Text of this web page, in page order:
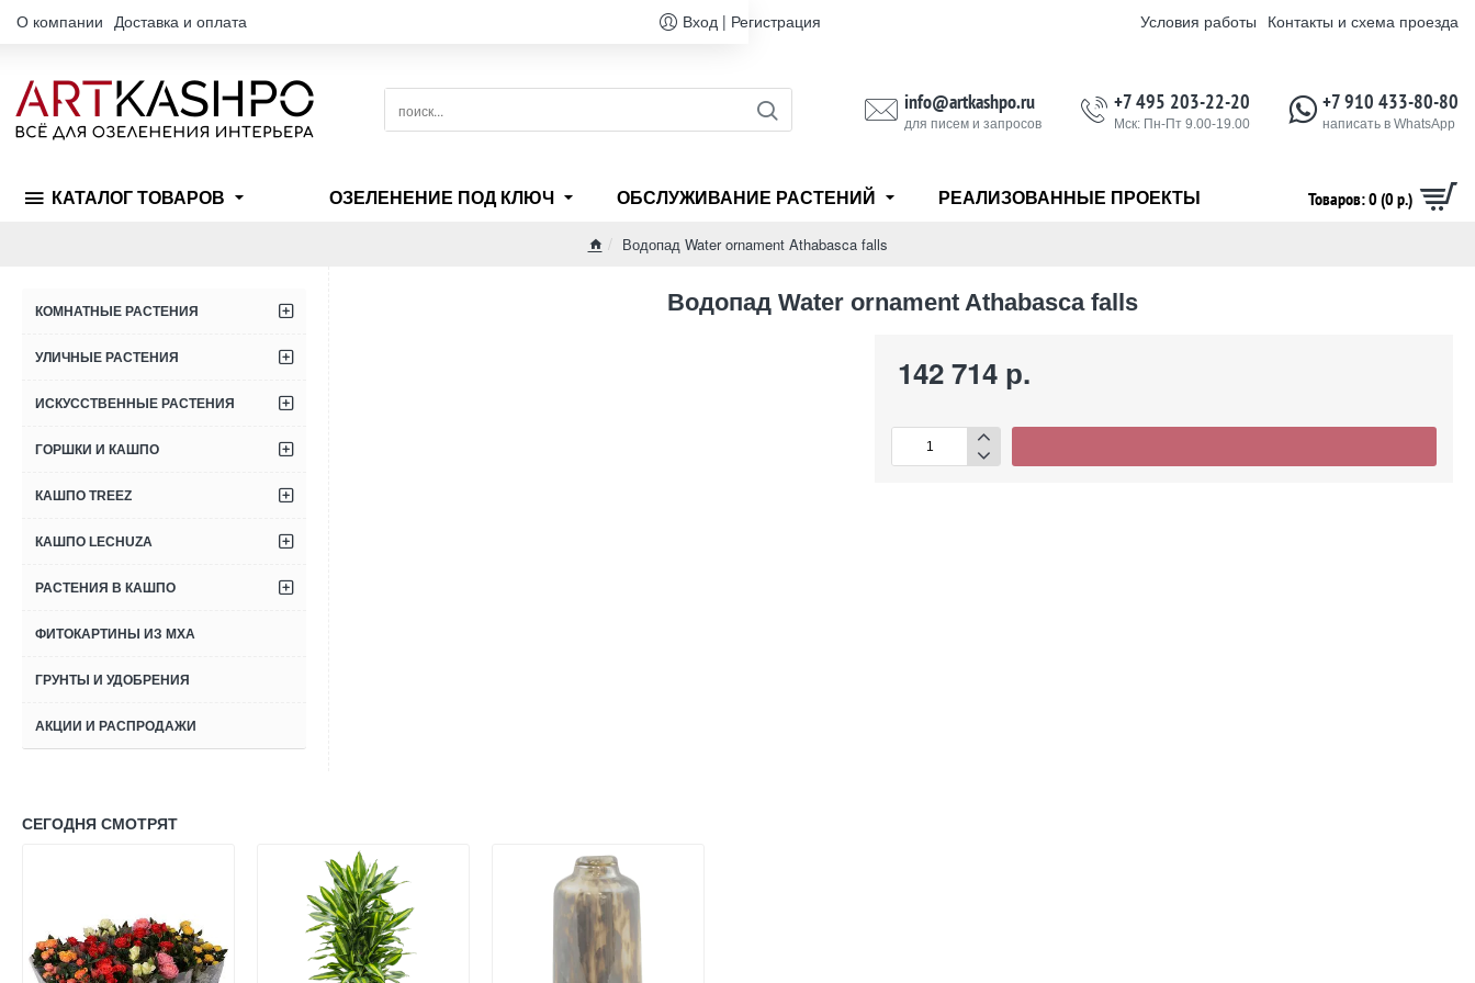
О компании Доставка и оплата Вход | Регистрация Условия работы Контакты и схема проезда
поиск...
info@artkashpo.ru
для писем и запросов
+7 495 203-22-20
Мск: Пн-Пт 9.00-19.00
+7 910 433-80-80
написать в WhatsApp
КАТАЛОГ ТОВАРОВ ОЗЕЛЕНЕНИЕ ПОД КЛЮЧ ОБСЛУЖИВАНИЕ РАСТЕНИЙ РЕАЛИЗОВАННЫЕ ПРОЕКТЫ Товаров: 0 (0 р.)
Водопад Water ornament Athabasca falls
КОМНАТНЫЕ РАСТЕНИЯ
УЛИЧНЫЕ РАСТЕНИЯ
ИСКУССТВЕННЫЕ РАСТЕНИЯ
ГОРШКИ И КАШПО
КАШПО TREEZ
КАШПО LECHUZA
РАСТЕНИЯ В КАШПО
ФИТОКАРТИНЫ ИЗ МХА
ГРУНТЫ И УДОБРЕНИЯ
АКЦИИ И РАСПРОДАЖИ
Водопад Water ornament Athabasca falls
142 714 р.
СЕГОДНЯ СМОТРЯТ